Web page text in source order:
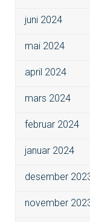
juni 2024
mai 2024
april 2024
mars 2024
februar 2024
januar 2024
desember
november